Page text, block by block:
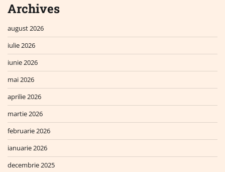
Archives
august 2026
iulie 2026
iunie 2026
mai 2026
aprilie 2026
martie 2026
februarie 2026
ianuarie 2026
decembrie 2025